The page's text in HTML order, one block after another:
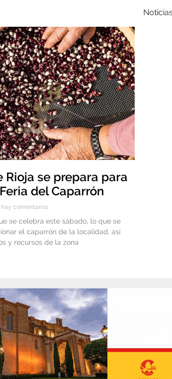
Rioja se prepara para
del Caparrón
hay comentarios
se celebra este sábado, lo que se
el caparrón de la localidad, así
y recursos de la zona